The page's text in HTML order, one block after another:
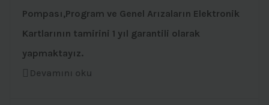
Pompası,Program ve Genel Arızaların Elektronik
Kartlarının tamirini 1 yıl garantili olarak
yapmaktayız.
Devamını oku